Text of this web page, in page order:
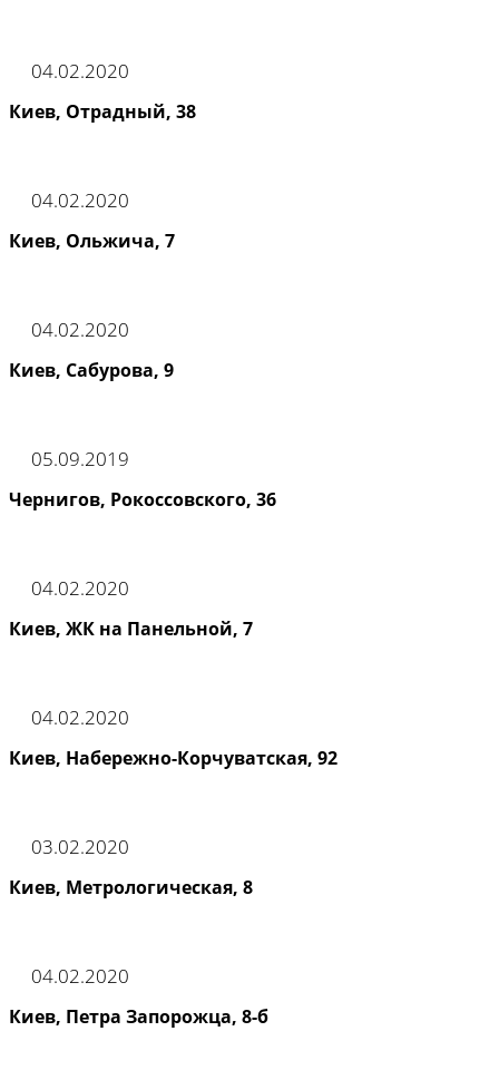
04.02.2020
Киев, Отрадный, 38
04.02.2020
Киев, Ольжича, 7
04.02.2020
Киев, Сабурова, 9
05.09.2019
Чернигов, Рокоссовского, 36
04.02.2020
Киев, ЖК на Панельной, 7
04.02.2020
Киев, Набережно-Корчуватская, 92
03.02.2020
Киев, Метрологическая, 8
04.02.2020
Киев, Петра Запорожца, 8-б